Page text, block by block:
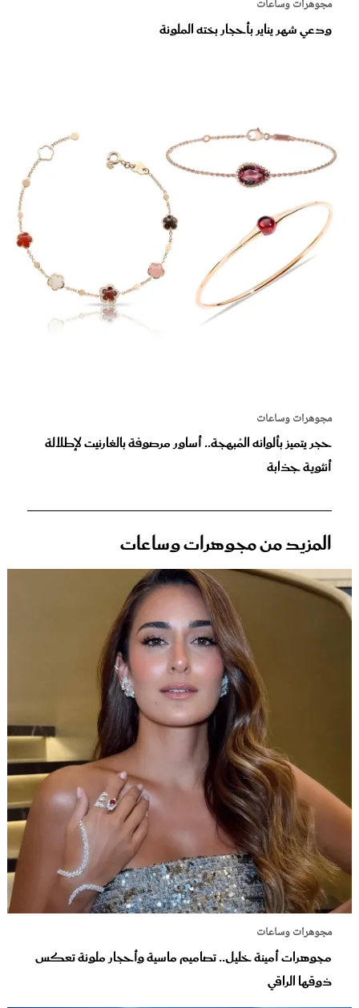
مجوهرات وساعات
ودعي شهر يناير بأحجار بخته الملونة
مجوهرات وساعات
حجر يتميز بألوانه المُبهجة.. أساور مرصوفة بالغارنيت لإطلالة
أنثوية جذابة
المزيد من مجوهرات وساعات
مجوهرات وساعات
مجوهرات أمينة خليل.. تصاميم ماسية وأحجار ملونة تعكس
ذوقها الراقي